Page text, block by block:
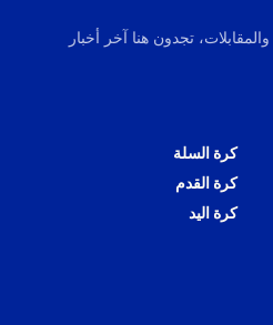
تجدون هنا آخر أخبار
كرة السلة
كرة القدم
كرة اليد